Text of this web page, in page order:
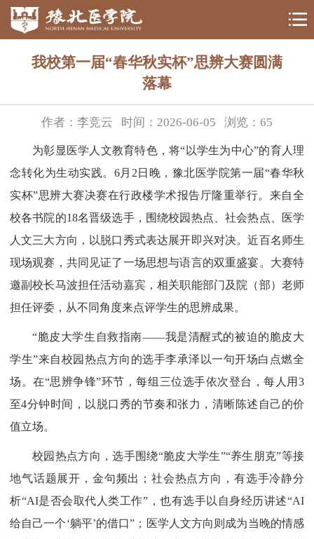
我校第一届“春华秋实杯”思辨大赛圆满
落幕
作者：李竞云 时间：2026-06-05 浏览： 65
为彰显医学人文教育特色，将“以学生为中心”的育人理
念转化为生动实践。6月2日晚，豫北医学院第一届“春华秋
实杯”思辨大赛决赛在行政楼学术报告厅隆重举行。来自全
校各书院的18名晋级选手，围绕校园热点、社会热点、医学
人文三大方向，以脱口秀式表达展开即兴对决。近百名师生
现场观赛，共同见证了一场思想与语言的双重盛宴。大赛特
邀副校长马波担任活动嘉宾，相关职能部门及院（部）老师
担任评委，从不同角度来点评学生的思辨成果。
“脆皮大学生自救指南——我是清醒式的被迫的脆皮大
学生”来自校园热点方向的选手李承泽以一句开场白点燃全
场。在“思辨争锋”环节，每组三位选手依次登台，每人用3
至4分钟时间，以脱口秀的节奏和张力，清晰陈述自己的价
值立场。
校园热点方向，选手围绕“脆皮大学生”“养生朋克”等接
地气话题展开，金句频出；社会热点方向，有选手冷静分
析“AI是否会取代人类工作”，也有选手以自身经历讲述“AI
给自己一个‘躺平’的借口”；医学人文方向则成为当晚的情感